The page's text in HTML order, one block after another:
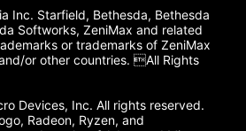
Inc. Starfield, Bethesda, Bethesda
Softworks, ZeniMax and related
or trademarks of ZeniMax
or other countries. All Rights
Devices, Inc. All rights reserved.
Radeon, Ryzen, and